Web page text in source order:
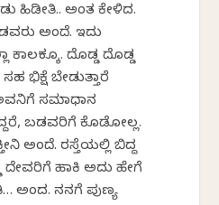
ಹಿಡೀತಿ.. ಅಂತ ಕೇಳಿದ.
ಅಂದೆ. ಇದು
ಕಾಲಕ್ಕೂ. ದೊಡ್ಡ ದೊಡ್ಡ
ಭಿಕ್ಷೆ ಬೇಡುತ್ತಾರೆ
ಸಮಾಧಾನ
ಬಡವರಿಗೆ ಕೊಡೋಲ್ಲ.
ಅಂದೆ. ರಸ್ತೆಯಲ್ಲಿ ಬಿದ್ದ
ದೇವರಿಗೆ ಹಾಕಿ ಅದು ಹೇಗೆ
ಅಂದ. ನನಗೆ ಪುಣ್ಯ